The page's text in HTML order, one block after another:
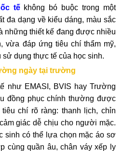
tếkhông bó buộc trong một
đa dạng về kiểu dáng, màu sắc
những thiết kế đang được nhiều
vừa đáp ứng tiêu chí thẩm mỹ,
dụng thực tế của học sinh.
ngày tại trường
như EMASI, BVIS hay Trường
đồng phục chính thường được
chí rõ ràng: thanh lịch, chỉn
giác dễ chịu cho người mặc.
sinh có thể lựa chọn mặc áo sơ
cùng quần âu, chân váy xếp ly